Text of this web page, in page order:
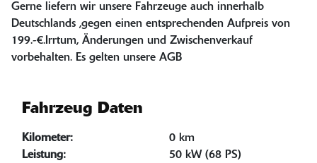
Gerne liefern wir unsere Fahrzeuge auch innerhalb
Deutschlands ,gegen einen entsprechenden Aufpreis von
199.-€.Irrtum, Änderungen und Zwischenverkauf
vorbehalten. Es gelten unsere AGB
Fahrzeug Daten
Kilometer:
0 km
Leistung:
50 kW (68 PS)